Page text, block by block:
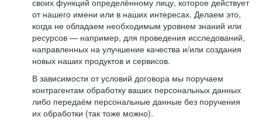
своих функций определённому лицу, которое действует
от нашего имени или в наших интересах. Делаем это,
когда не обладаем необходимым уровнем знаний или
ресурсов — например, для проведения исследований,
направленных на улучшение качества и/или создания
новых наших продуктов и сервисов.
В зависимости от условий договора мы поручаем
контрагентам обработку ваших персональных данных
либо передаём персональные данные без поручения
их обработки (так тоже можно).